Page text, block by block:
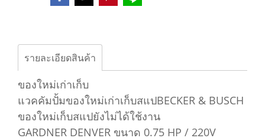
รายละเอียดสินค้า
ของใหม่เก่าเก็บ
แวคคัมปั้มของใหม่เก่าเก็บสแปBECKER & BUSCH
ของใหม่เก็บสแปยังไม่ได้ใช้งาน
GARDNER DENVER ขนาด 0.75 HP / 220V